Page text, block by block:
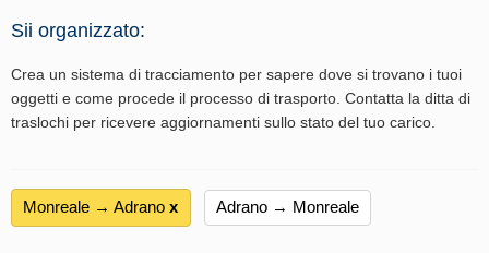
Sii organizzato:
Crea un sistema di tracciamento per sapere dove si trovano i tuoi
oggetti e come procede il processo di trasporto. Contatta la ditta di
traslochi per ricevere aggiornamenti sullo stato del tuo carico.
Monreale → Adrano х Adrano → Monreale